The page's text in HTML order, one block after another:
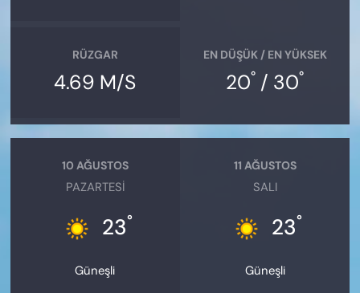
RÜZGAR
4.69 M/S
EN DÜŞÜK / EN YÜKSEK
20° / 30°
10 AĞUSTOS
PAZARTESI
23°
Güneşli
11 AĞUSTOS
SALI
23°
Güneşli